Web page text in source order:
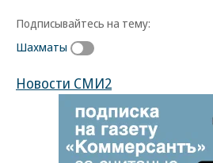
Подписывайтесь на тему:
Шахматы
Новости СМИ2